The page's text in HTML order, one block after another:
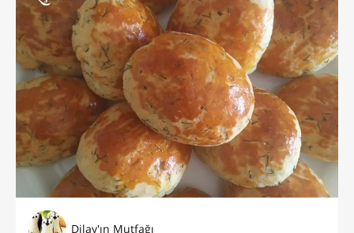
Dilay'ın Mutfağı